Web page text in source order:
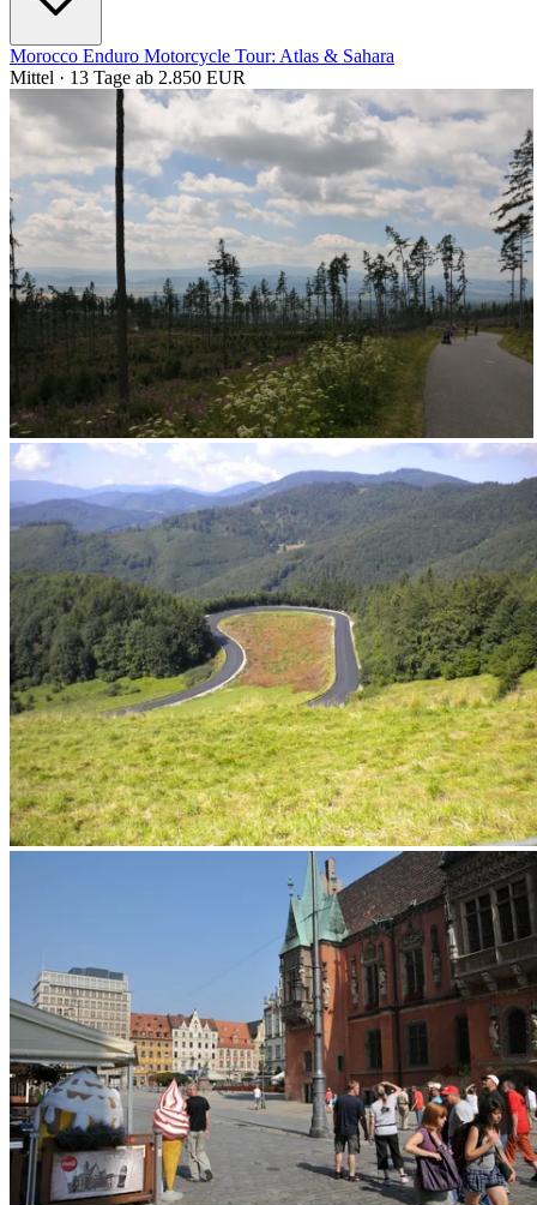
Morocco Enduro Motorcycle Tour: Atlas & Sahara
Mittel · 13 Tage ab 2.850 EUR